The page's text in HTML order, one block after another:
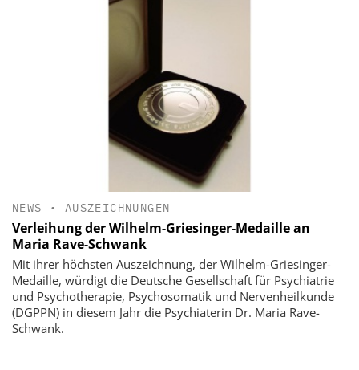
NEWS • AUSZEICHNUNGEN
Verleihung der Wilhelm-Griesinger-Medaille an
Maria Rave-Schwank
Mit ihrer höchsten Auszeichnung, der Wilhelm-Griesinger-
Medaille, würdigt die Deutsche Gesellschaft für Psychiatrie
und Psychotherapie, Psychosomatik und Nervenheilkunde
(DGPPN) in diesem Jahr die Psychiaterin Dr. Maria Rave-
Schwank.